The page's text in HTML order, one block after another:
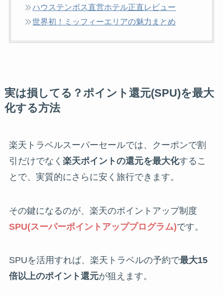
ハウステンボス直営ホテル正直レビュー
世界初！ミッフィーエリアの魅力まとめ
実は損してる？ポイント還元(SPU)を最大
化する方法
楽天トラベルスーパーセールでは、クーポンで割
引だけでなく 楽天ポイントの還元を最大化するこ
とで、実質的にさらに安く旅行できます。
その鍵になるのが、楽天のポイントアップ制度
SPU(スーパーポイントアッププログラム)です。
SPUを活用すれば、楽天トラベルの予約で最大15
倍以上のポイント還元が狙えます。